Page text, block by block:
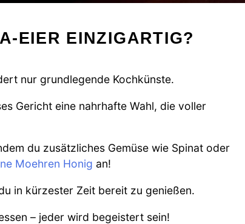
EIER EINZIGARTIG?
nur grundlegende Kochkünste.
Gericht eine nahrhafte Wahl, die voller
du zusätzliches Gemüse wie Spinat oder
Moehren Honig an!
in kürzester Zeit bereit zu genießen.
– jeder wird begeistert sein!